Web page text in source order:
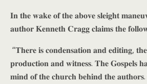
𝐈𝐧 𝐭𝐡𝐞 𝐰𝐚𝐤𝐞 𝐨𝐟 𝐭𝐡𝐞 𝐚𝐛𝐨𝐯𝐞 𝐬𝐥𝐞𝐢𝐠𝐡𝐭
𝐚𝐮𝐭𝐡𝐨𝐫 𝐊𝐞𝐧𝐧𝐞𝐭𝐡 𝐂𝐫𝐚𝐠𝐠 𝐜𝐥𝐚𝐢𝐦𝐬 𝐭𝐡𝐞
“𝐓𝐡𝐞𝐫𝐞 𝐢𝐬 𝐜𝐨𝐧𝐝𝐞𝐧𝐬𝐚𝐭𝐢𝐨𝐧 𝐚𝐧𝐝 𝐞𝐝𝐢𝐭𝐢𝐧𝐠,
𝐩𝐫𝐨𝐝𝐮𝐜𝐭𝐢𝐨𝐧 𝐚𝐧𝐝 𝐰𝐢𝐭𝐧𝐞𝐬𝐬. 𝐓𝐡𝐞 𝐆𝐨𝐬𝐩𝐞𝐥𝐬
𝐦𝐢𝐧𝐝 𝐨𝐟 𝐭𝐡𝐞 𝐜𝐡𝐮𝐫𝐜𝐡 𝐛𝐞𝐡𝐢𝐧𝐝 𝐭𝐡𝐞